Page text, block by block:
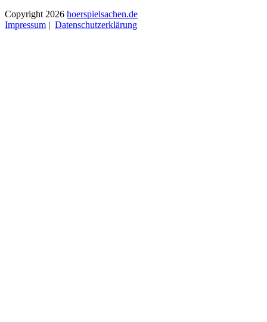
Copyright 2026 hoerspielsachen.de
Impressum | Datenschutzerklärung